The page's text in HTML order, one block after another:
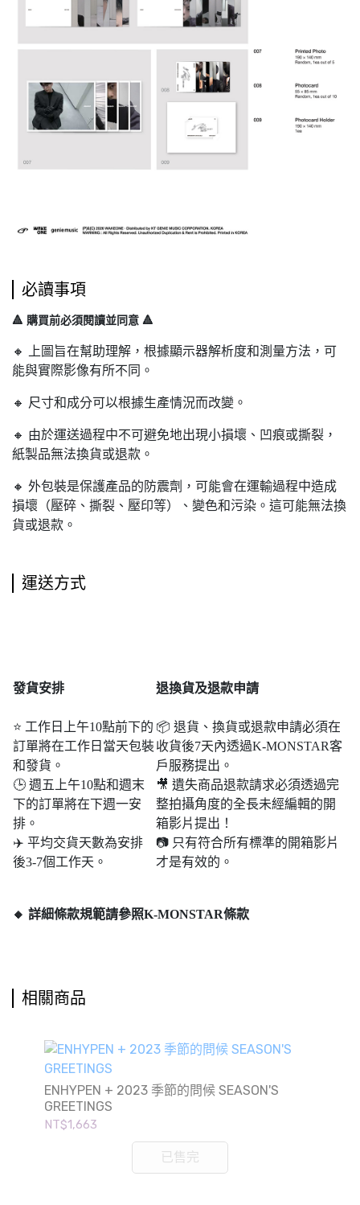
必讀事項
🔺 購買前必須閱讀並同意 🔺
🔸 上圖旨在幫助理解，根據顯示器解析度和測量方法，可
能與實際影像有所不同。
🔸 尺寸和成分可以根據生產情況而改變。
🔸 由於運送過程中不可避免地出現小損壞、凹痕或撕裂，
紙製品無法換貨或退款。
🔸 外包裝是保護產品的防震劑，可能會在運輸過程中造成
損壞（壓碎、撕裂、壓印等）、變色和污染。這可能無法換
貨或退款。
運送方式
發貨安排
⭐ 工作日上午10點前下的
訂單將在工作日當天包裝
和發貨。
🕒 週五上午10點和週末​​
下的訂單將在下週一安
排。
✈️ 平均交貨天數為安排
後3-7個工作天。
退換貨及退款申請
📦 退貨、換貨或退款申請必須在
收貨後7天內透過K-MONSTAR客
戶服務提出。
🎥 遺失商品退款請求必須透過完
整拍攝角度的全長未經編輯的開
箱影片提出！
📷 只有符合所有標準的開箱影片
才是有效的。
🔸 詳細條款規範請參照K-MONSTAR條款
相關商品
ENHYPEN + 2023 季節的問候 SEASON'S
GREETINGS
NT$1,663
已售完